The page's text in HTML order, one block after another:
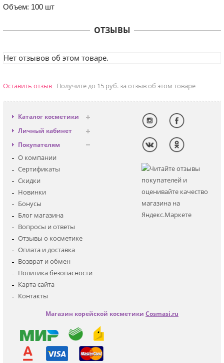
Объем: 100 шт
ОТЗЫВЫ
Нет отзывов об этом товаре.
Оставить отзыв Получите до 15 руб. за отзыв об этом товаре
Каталог косметики
Антивозрастная
Декоративная
Для глаз
Для тела
Наборы
Детская
Личный кабинет
Вход
Регистрация
Покупателям
О компании
Сертификаты
Скидки
Новинки
Бонусы
Блог магазина
Вопросы и ответы
Отзывы о косметике
Оплата и доставка
Возврат и обмен
Политика безопасности
Карта сайта
Контакты
Магазин корейской косметики Cosmasi.ru